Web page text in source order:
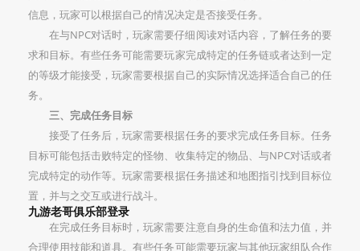
信息，玩家可以根据自己的情况决定是否接受任务。
在与NPC对话时，玩家需要仔细阅读对话内容，了解任务的要
求和目标。有些任务可能需要玩家完成特定的任务链或者达到一定
的等级才能接受，玩家需要根据自己的实际情况选择适合自己的任
务。
三、完成任务目标
接受了任务后，玩家需要根据任务的要求完成任务目标。任务
目标可能包括击败特定的怪物、收集特定的物品、与NPC对话或者
完成特定的动作等。玩家需要根据任务描述和地图指引找到目标位
置，并与之交互或进行战斗。
九游老哥俱乐部登录
在完成任务目标时，玩家需要注意自身的生命值和法力值，并
合理使用技能和道具。有些任务可能需要玩家与其他玩家组队合作